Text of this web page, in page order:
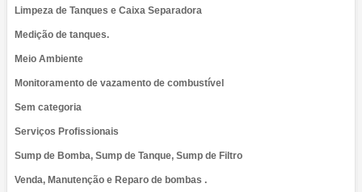
Limpeza de Tanques e Caixa Separadora
Medição de tanques.
Meio Ambiente
Monitoramento de vazamento de combustível
Sem categoria
Serviços Profissionais
Sump de Bomba, Sump de Tanque, Sump de Filtro
Venda, Manutenção e Reparo de bombas .